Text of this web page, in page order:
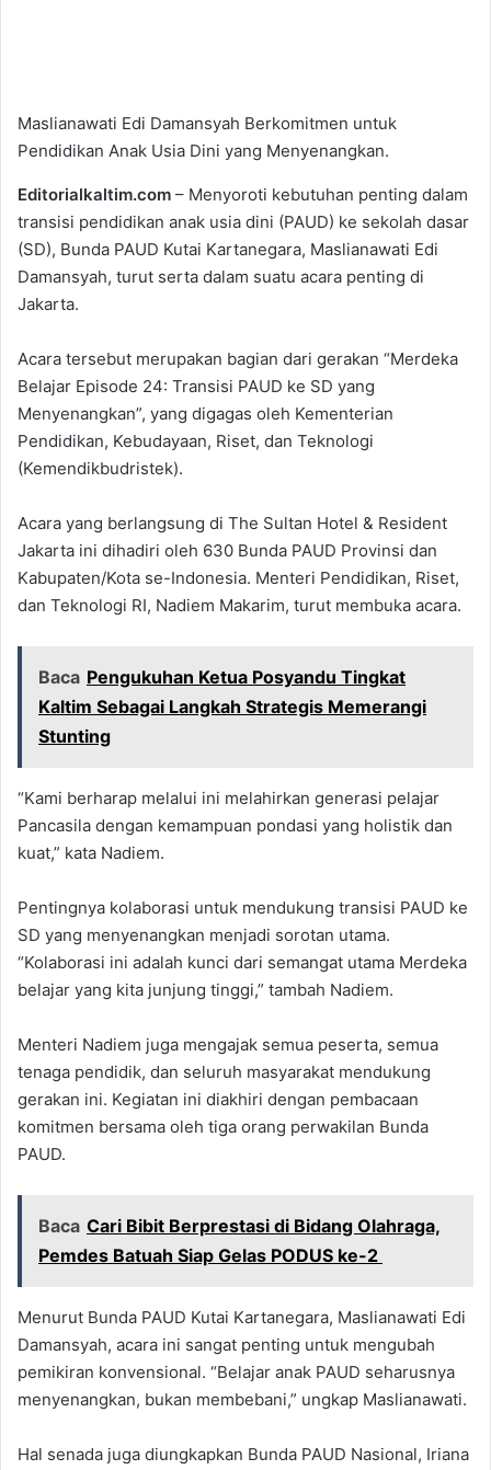
Maslianawati Edi Damansyah Berkomitmen untuk
Pendidikan Anak Usia Dini yang Menyenangkan.
Editorialkaltim.com – Menyoroti kebutuhan penting dalam
transisi pendidikan anak usia dini (PAUD) ke sekolah dasar
(SD), Bunda PAUD Kutai Kartanegara, Maslianawati Edi
Damansyah, turut serta dalam suatu acara penting di
Jakarta.
Acara tersebut merupakan bagian dari gerakan “Merdeka
Belajar Episode 24: Transisi PAUD ke SD yang
Menyenangkan”, yang digagas oleh Kementerian
Pendidikan, Kebudayaan, Riset, dan Teknologi
(Kemendikbudristek).
Acara yang berlangsung di The Sultan Hotel & Resident
Jakarta ini dihadiri oleh 630 Bunda PAUD Provinsi dan
Kabupaten/Kota se-Indonesia. Menteri Pendidikan, Riset,
dan Teknologi RI, Nadiem Makarim, turut membuka acara.
Baca Pengukuhan Ketua Posyandu Tingkat
Kaltim Sebagai Langkah Strategis Memerangi
Stunting
“Kami berharap melalui ini melahirkan generasi pelajar
Pancasila dengan kemampuan pondasi yang holistik dan
kuat,” kata Nadiem.
Pentingnya kolaborasi untuk mendukung transisi PAUD ke
SD yang menyenangkan menjadi sorotan utama.
“Kolaborasi ini adalah kunci dari semangat utama Merdeka
belajar yang kita junjung tinggi,” tambah Nadiem.
Menteri Nadiem juga mengajak semua peserta, semua
tenaga pendidik, dan seluruh masyarakat mendukung
gerakan ini. Kegiatan ini diakhiri dengan pembacaan
komitmen bersama oleh tiga orang perwakilan Bunda
PAUD.
Baca Cari Bibit Berprestasi di Bidang Olahraga,
Pemdes Batuah Siap Gelas PODUS ke-2
Menurut Bunda PAUD Kutai Kartanegara, Maslianawati Edi
Damansyah, acara ini sangat penting untuk mengubah
pemikiran konvensional. “Belajar anak PAUD seharusnya
menyenangkan, bukan membebani,” ungkap Maslianawati.
Hal senada juga diungkapkan Bunda PAUD Nasional, Iriana